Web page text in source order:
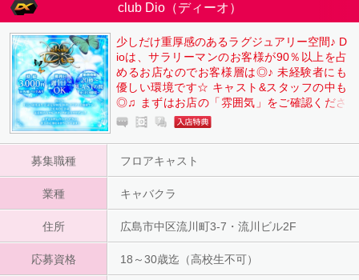
club Dio（ディーオ）
少しだけ重厚感のあるラグジュアリー空間♪ D
ioは、サラリーマンのお客様が90％以上を占
めるお店なのでお客様層は◎♪ 未経験者にも
優しい環境です☆ キャスト&スタッフの中も
◎♫ まずはお店の「雰囲気」をご確認くださ
い♪ ☆フロアキャストお給与例☆ 【20:00～2
種バックあり♫ ・月2回お給料日&昇給チャン
スあり！ ・全額日払可能！ ・シフトカットな
しで希望通りにしっかりお給料に☆ ・お給料
から引かれるものが少なく、手取り支給額に
違いあり☆ 気軽にお問い合わせください♫
募集職種 フロアキャスト
業種 キャバクラ
住所 広島市中区流川町3-7・流川ビル2F
応募資格 18～30歳迄（高校生不可）